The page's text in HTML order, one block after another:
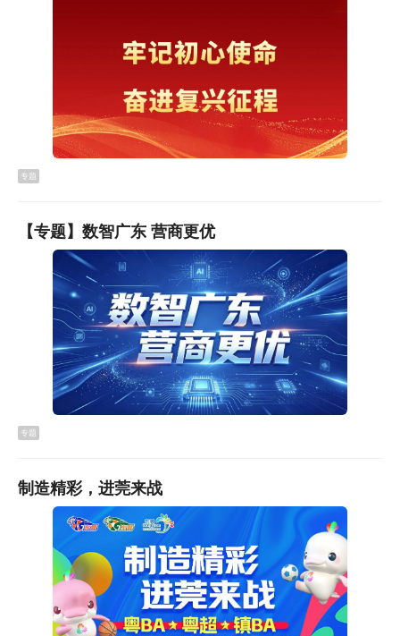
针对市民的诉求，官方迅速作出回复，并明确了2027年中
考复读的核心政策
制度改革的实施意见》的通知相关规定，自2027年起，上
一年初三毕业且未建立过高中阶段学籍的本市户籍往届
生，可正常报名参加当年中考。但对报考范围有所限制：
不可报考我市公办普通高中、公办综合高中普高班，可报
考民办普通高中、民办综合高中，以及所有公、民办中等
职业学校、技工院校（不含三二分段、中本贯通等专
业）。
据了解，该政策的出台，既是落实东莞高中阶段学校考试
益、缓解升学压力，同时兼顾往届生的升学需求，推动教
育公平与优质教育资源合理配置。此前，东莞市教育局已
明确，从2027年起限制往届生报考公办普高，这一举措也
符合义务教育阶段教育教学规律，避免复读生扎堆刷分占
用有限教育资源。
专题
【专题】数智广东 营商更优
专题
制造精彩，进莞来战